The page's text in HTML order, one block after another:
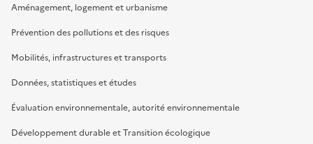
Aménagement, logement et urbanisme
Prévention des pollutions et des risques
Mobilités, infrastructures et transports
Données, statistiques et études
Évaluation environnementale, autorité environnementale
Développement durable et Transition écologique